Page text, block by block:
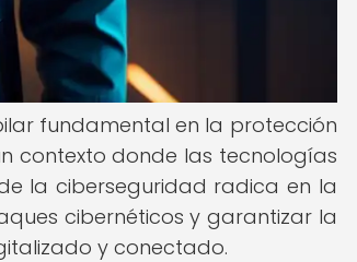
fundamental en la protección
contexto donde las tecnologías
la ciberseguridad radica en la
cibernéticos y garantizar la
y conectado.